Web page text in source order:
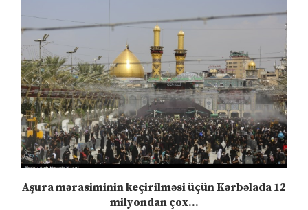
Aşura mərasiminin keçirilməsi üçün Kərbəlada 12
milyondan çox...